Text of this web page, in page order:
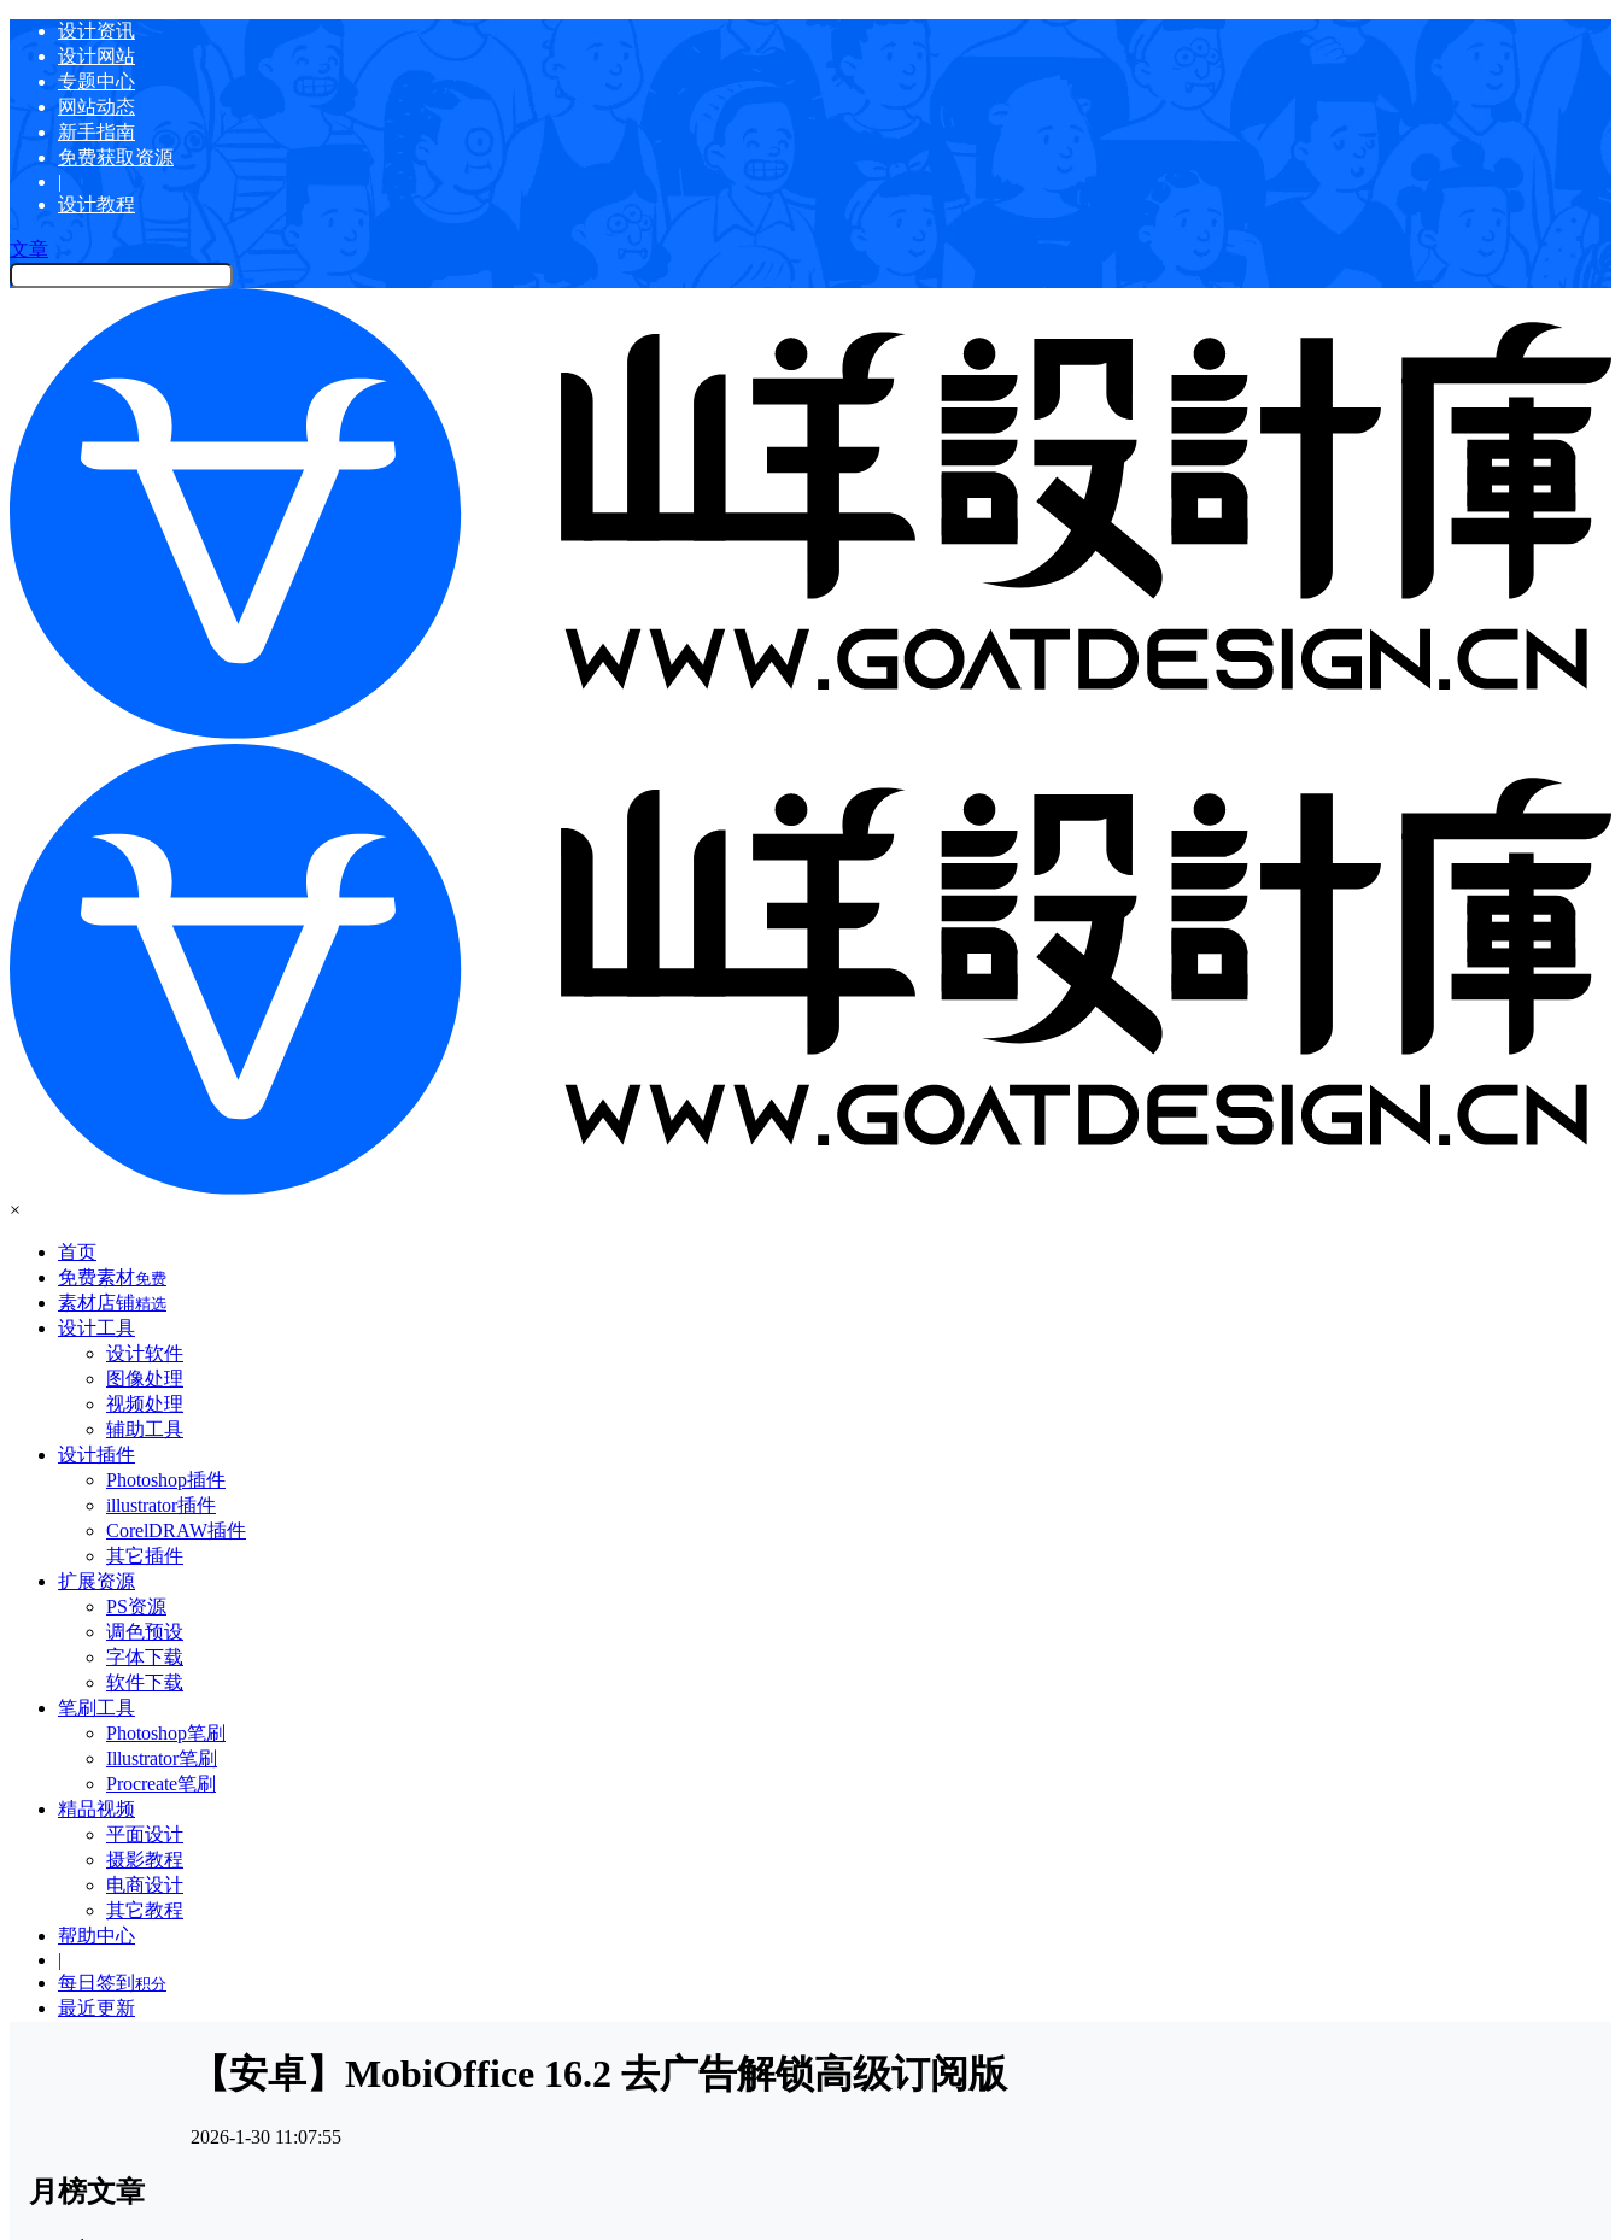
设计资讯
设计网站
专题中心
网站动态
新手指南
免费获取资源
|
设计教程
文章
×
首页
免费素材免费
素材店铺精选
设计工具
设计软件
图像处理
视频处理
辅助工具
设计插件
Photoshop插件
illustrator插件
CorelDRAW插件
其它插件
扩展资源
PS资源
调色预设
字体下载
软件下载
笔刷工具
Photoshop笔刷
Illustrator笔刷
Procreate笔刷
精品视频
平面设计
摄影教程
电商设计
其它教程
帮助中心
|
每日签到 积分
最近更新
【安卓】MobiOffice 16.2 去广告解锁高级订阅版
2026-1-30 11:07:55
月榜文章